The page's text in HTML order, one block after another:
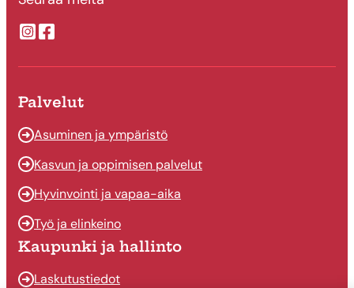
Suonenjoen kaupungin Instragram
Suonenjoen kaupungin Facebook
Palvelut
Asuminen ja ympäristö
Kasvun ja oppimisen palvelut
Hyvinvointi ja vapaa-aika
Työ ja elinkeino
Kaupunki ja hallinto
Laskutustiedot